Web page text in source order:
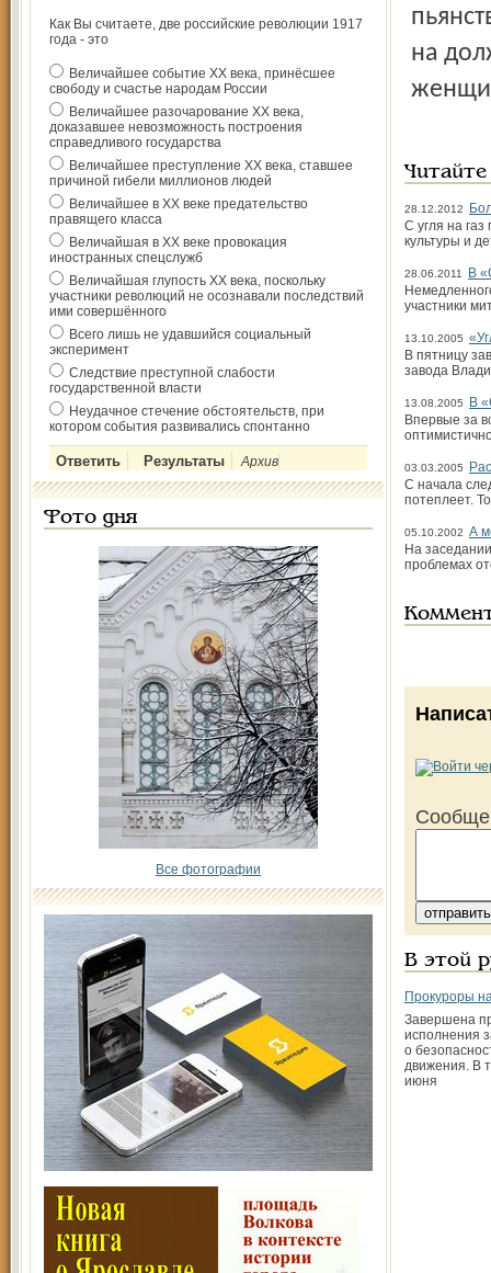
Как Вы считаете, две российские революции 1917
года - это
Величайшее событие ХХ века, принёсшее
свободу и счастье народам России
Величайшее разочарование ХХ века,
доказавшее невозможность построения
справедливого государства
Величайшее преступление ХХ века, ставшее
причиной гибели миллионов людей
Величайшее в ХХ веке предательство
правящего класса
Величайшая в ХХ веке провокация
иностранных спецслужб
Величайшая глупость ХХ века, поскольку
участники революций не осознавали последствий
ими совершённого
Всего лишь не удавшийся социальный
эксперимент
Следствие преступной слабости
государственной власти
Неудачное стечение обстоятельств, при
котором события развивались спонтанно
Архив
Фото дня
Все фотографии
на
28.12.2012
С угля на
культуры и
28.06.2011
В
участники
13.10.2005
В пятницу
завода
13.08.2005
В
Впервые за
03.03.2005
С начала
потеплеет.
05.10.2002 А
На
проблемах
В этой
Прокуроры
Завершена
исполнения
о
движения. В
июня